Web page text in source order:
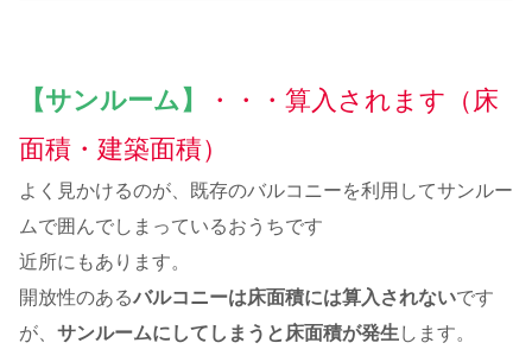
【サンルーム】 ・・・算入されます （床
面積・建築面積）
よく見かけるのが、既存のバルコニーを利用してサンルー
ムで囲んでしまっているおうちです
近所にもあります。
開放性のあるバルコニーは床面積には算入されないです
が、 サンルームにしてしまうと床面積が発生 します。